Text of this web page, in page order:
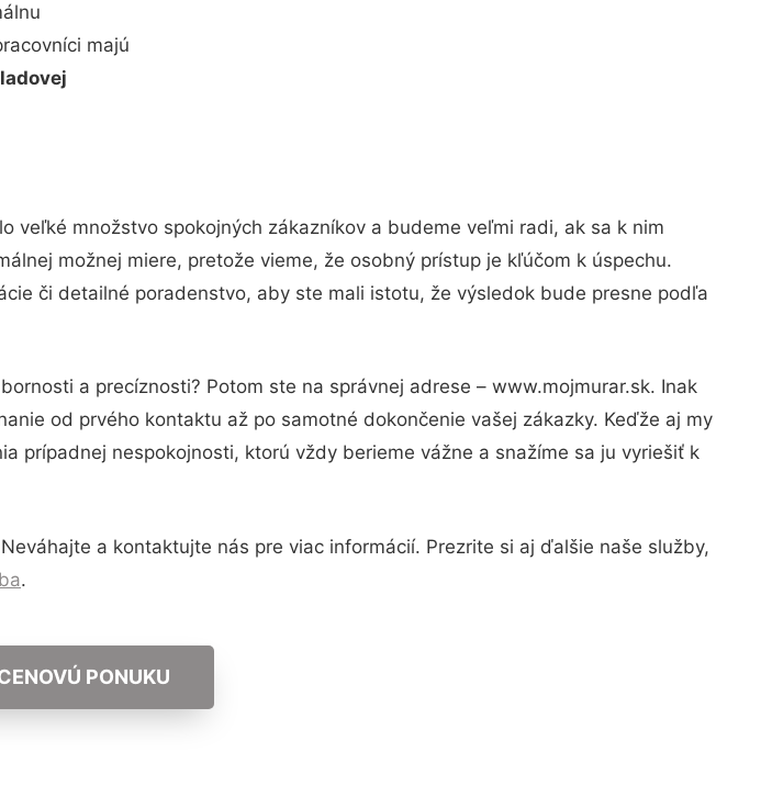
majú
veľké množstvo spokojných zákazníkov a budeme veľmi radi, ak sa k nim
možnej miere, pretože vieme, že osobný prístup je kľúčom k úspechu.
či detailné poradenstvo, aby ste mali istotu, že výsledok bude presne podľa
a precíznosti? Potom ste na správnej adrese – www.mojmurar.sk. Inak
od prvého kontaktu až po samotné dokončenie vašej zákazky. Keďže aj my
prípadnej nespokojnosti, ktorú vždy berieme vážne a snažíme sa ju vyriešiť k
a kontaktujte nás pre viac informácií. Prezrite si aj ďalšie naše služby,
.
PONUKU